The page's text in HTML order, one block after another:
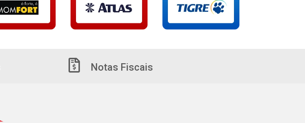
Notas Fiscais